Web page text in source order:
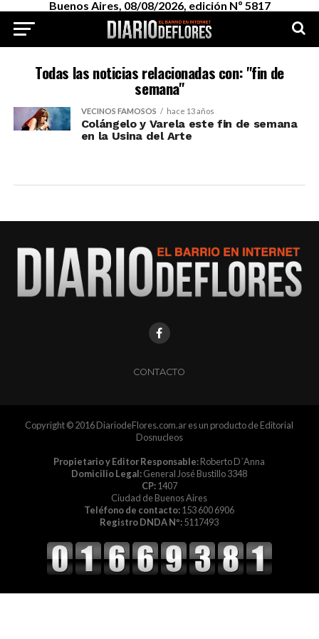
Buenos Aires, 08/08/2026, edición Nº 5817
Todas las noticias relacionadas con: "fin de
semana"
VECINOS FAMOSOS hace 13 años
Colángelo y Varela este fin de semana
en la Usina del Arte
CONTACTO
Copyright © 2016 DiariodeFlores.com.ar es un producto de Editorial
Dosnucleos
Propietario y Editor Responsable:Roberto D´Anna
Domicilio Legal:General José Bustillo 3348
CP:1407
Ciudad de Buenos Aires
Teléfono de contacto:153 600 6906
Registro DNDA Nº:5117493